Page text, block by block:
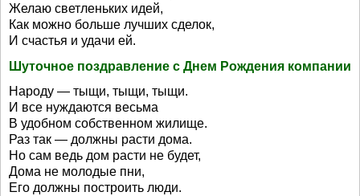
Желаю светленьких идей,
Как можно больше лучших сделок,
И счастья и удачи ей.
Шуточное поздравление с Днем Рождения компании
Народу — тыщи, тыщи, тыщи.
И все нуждаются весьма
В удобном собственном жилище.
Раз так — должны расти дома.
Но сам ведь дом расти не будет,
Дома не молодые пни,
Его должны построить люди.